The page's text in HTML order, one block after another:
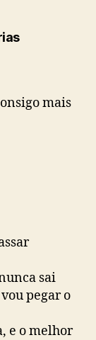
diz:
mais
sai
pegar o
e o melhor